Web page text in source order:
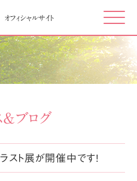
オフィシャルサイト Click
ブログ
スト展が開催中です!